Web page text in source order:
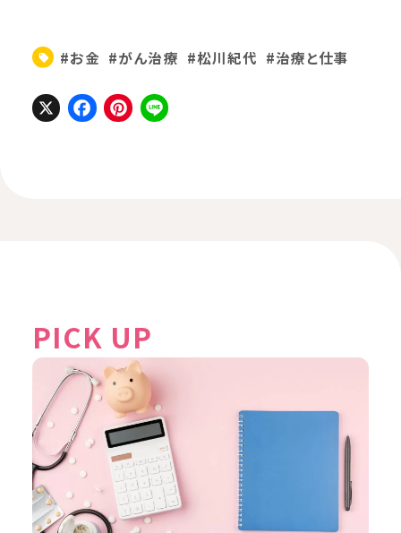
#お金 #がん治療 #松川紀代 #治療と仕事
X Facebook
Pinterest
PICK UP